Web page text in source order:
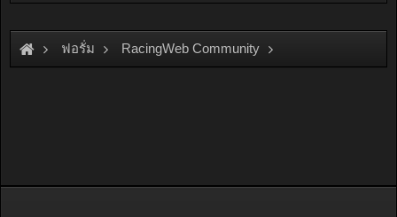
ฟอรั่ม RacingWeb Community